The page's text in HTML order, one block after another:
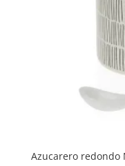
Azucarero redondo